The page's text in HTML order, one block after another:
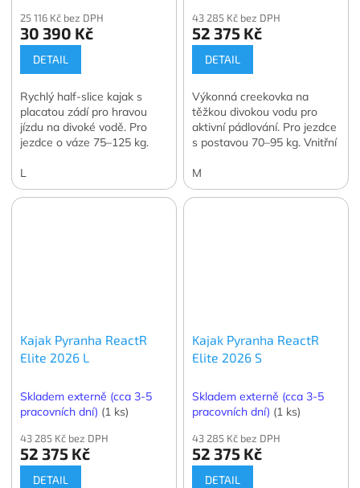
25 116 Kč bez DPH
30 390 Kč
DETAIL
Rychlý half-slice kajak s
placatou zádí pro hravou
jízdu na divoké vodě. Pro
jezdce o váze 75–125 kg.
L
43 285 Kč bez DPH
52 375 Kč
DETAIL
Výkonná creekovka na
těžkou divokou vodu pro
aktivní pádlování. Pro jezdce
s postavou 70–95 kg. Vnitřní
M
Kajak Pyranha ReactR
Elite 2026 L
Skladem externě (cca 3-5
pracovních dní) (1 ks)
43 285 Kč bez DPH
52 375 Kč
DETAIL
Kajak Pyranha ReactR
Elite 2026 S
Skladem externě (cca 3-5
pracovních dní) (1 ks)
43 285 Kč bez DPH
52 375 Kč
DETAIL